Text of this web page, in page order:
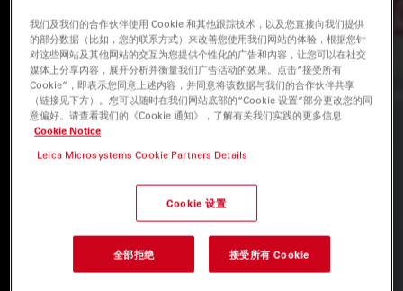
我们及我们的合作伙伴使用 Cookie 和其他跟踪技术，以及您直接向我们提供
的部分数据（比如，您的联系方式）来改善您使用我们网站的体验，根据您针
对这些网站及其他网站的交互为您提供个性化的广告和内容，让您可以在社交
媒体上分享内容，展开分析并衡量我们广告活动的效果。点击“接受所有
Cookie”，即表示您同意上述内容，并同意将该数据与我们的合作伙伴共享
（链接见下方）。您可以随时在我们网站底部的“Cookie 设置”部分更改您的同
意偏好。请查看我们的《Cookie 通知》，了解有关我们实践的更多信息
Cookie Notice
Leica Microsystems Cookie Partners Details
Cookie 设置
全部拒绝 接受所有 Cookie